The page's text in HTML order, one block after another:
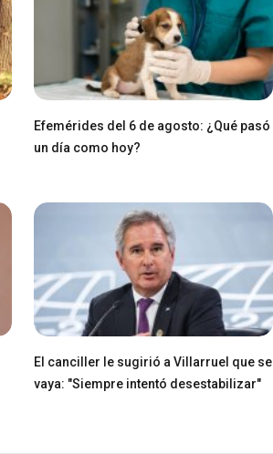
Efemérides del 6 de agosto: ¿Qué pasó
un día como hoy?
El canciller le sugirió a Villarruel que se
vaya: "Siempre intentó desestabilizar"